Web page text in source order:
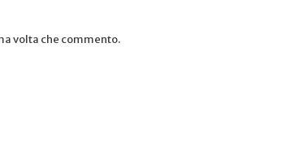
volta che commento.